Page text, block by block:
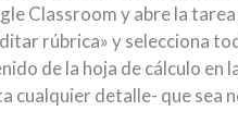
Classroom y abre la
rúbrica» y selecciona
de la hoja de cálculo en
cualquier detalle- que